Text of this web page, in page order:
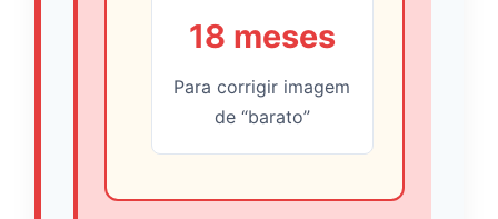
18 meses
Para corrigir imagem
de “barato”